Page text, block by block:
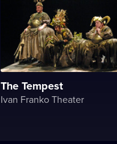
The Tempest
Ivan Franko Theater